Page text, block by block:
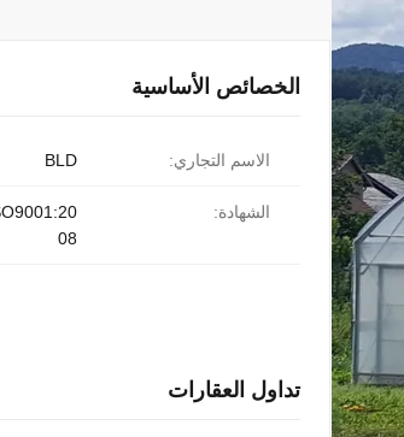
الخصائص الأساسية
الاسم التجاري: BLD
الشهادة:
08
تداول العقارات